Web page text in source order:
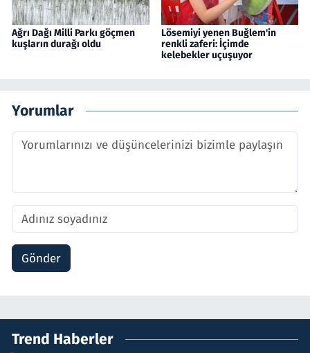
Ağrı Dağı Milli Parkı göçmen
kuşların durağı oldu
Lösemiyi yenen Buğlem'in
renkli zaferi: İçimde
kelebekler uçuşuyor
Yorumlar
Gönder
Trend Haberler